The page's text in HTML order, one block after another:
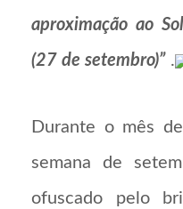
aproximação ao
(27 de setembro)” .
Durante o mês
semana de
ofuscado pelo